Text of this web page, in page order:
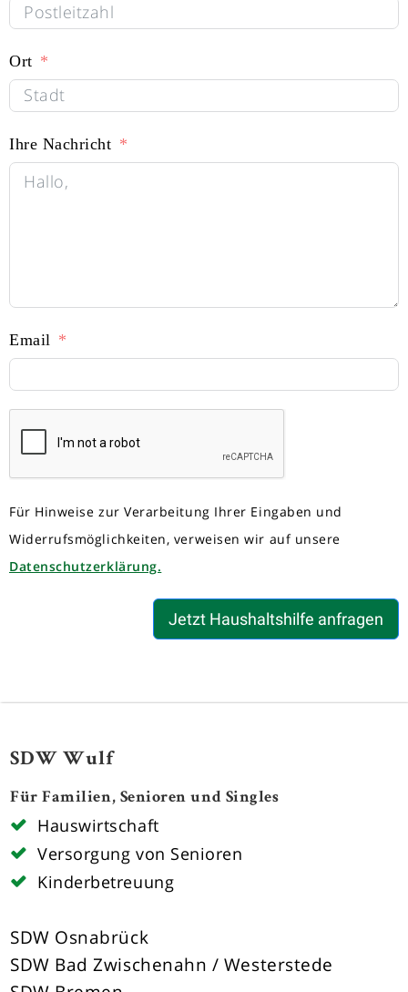
Ort
Ihre Nachricht
Email
Für Hinweise zur Verarbeitung Ihrer Eingaben und
Widerrufsmöglichkeiten, verweisen wir auf unsere
Datenschutzerklärung.
Jetzt Haushaltshilfe anfragen
SDW Wulf
Für Familien, Senioren und Singles
Hauswirtschaft
Versorgung von Senioren
Kinderbetreuung
SDW Osnabrück
SDW Bad Zwischenahn / Westerstede